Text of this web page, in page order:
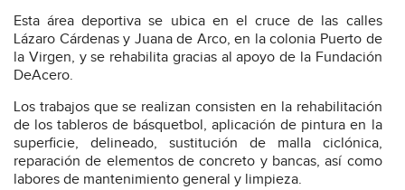
Esta área deportiva se ubica en el cruce de las calles
Lázaro Cárdenas y Juana de Arco, en la colonia Puerto de
la Virgen, y se rehabilita gracias al apoyo de la Fundación
DeAcero.
Los trabajos que se realizan consisten en la rehabilitación
de los tableros de básquetbol, aplicación de pintura en la
superficie, delineado, sustitución de malla ciclónica,
reparación de elementos de concreto y bancas, así como
labores de mantenimiento general y limpieza.